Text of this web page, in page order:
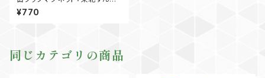
LCS-KB-FU56ZK01
¥770
同じカテゴリの商品